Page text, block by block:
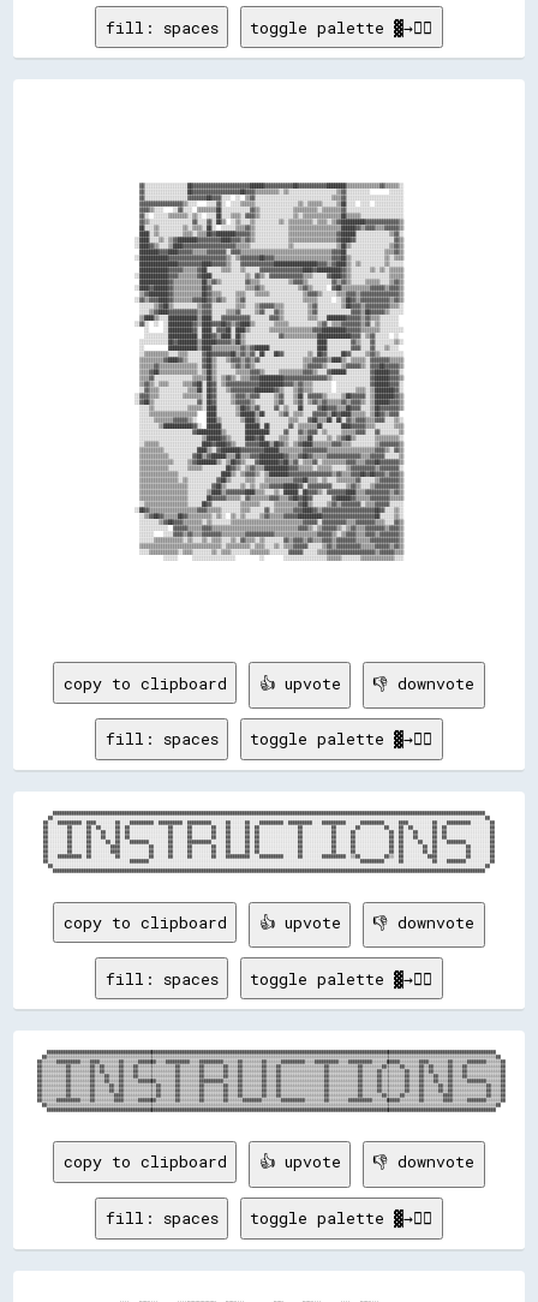
fill: spaces toggle palette ▓→✊🏽
copy to clipboard 👍 upvote 👎 downvote
fill: spaces toggle palette ▓→✊🏽
    ████████████████████████████████████████████████████████████████████████████████████████████████████████████████████████████████████████████████████████████████████████████████████
  ██░░░░░░░░░░░░░░░░░░░░░░░░░░░░░░░░░░░░░░░░░░░░░░░░░░░░░░░░░░░░░░░░░░░░░░░░░░░░░░░░░░░░░░░░░░░░░░░░░░░░░░░░░░░░░░░░░░░░░░░░░░░░░░░░░░░░░░░░░░░░░░░░░░░░░░░░░░░░░░░░░░░░░░░░░░░░░░░░░░░░██
██░░░░██████████░░████░░░░░░░░██░░░░██████████░░██████████░░██████████░░░░░░██░░░░░░██░░░░██████████░░██████████░░░░██████████░░░░░░██████████░░░░░░████░░░░░░░░░░██░░░░██████████░░░░░░░░██
██░░░░░░░░██░░░░░░██░░██░░░░░░██░░██░░░░░░░░░░░░░░░░██░░░░░░██░░░░░░░░██░░░░██░░░░░░██░░██░░░░░░░░░░░░░░░░██░░░░░░░░░░░░██░░░░░░░░██░░░░░░░░░░██░░░░██░░██░░░░░░░░██░░██░░░░░░░░░░░░░░░░░░██
██░░░░░░░░██░░░░░░██░░░░██░░░░██░░██░░░░░░░░░░░░░░░░██░░░░░░██░░░░░░░░██░░░░██░░░░░░██░░██░░░░░░░░░░░░░░░░██░░░░░░░░░░░░██░░░░░░██░░░░░░░░░░░░░░██░░██░░░░██░░░░░░██░░██░░░░░░░░░░░░░░░░░░██
██░░░░░░░░██░░░░░░██░░░░██░░░░██░░██░░░░░░░░░░░░░░░░██░░░░░░██░░░░░░░░██░░░░██░░░░░░██░░██░░░░░░░░░░░░░░░░██░░░░░░░░░░░░██░░░░░░██░░░░░░░░░░░░░░██░░██░░░░██░░░░░░██░░██░░░░░░░░░░░░░░░░░░██
██░░░░░░░░██░░░░░░██░░░░░░██░░██░░░░████████░░░░░░░░██░░░░░░██████████░░░░░░██░░░░░░██░░██░░░░░░░░░░░░░░░░██░░░░░░░░░░░░██░░░░░░██░░░░░░░░░░░░░░██░░██░░░░░░██░░░░██░░░░████████░░░░░░░░░░██
██░░░░░░░░██░░░░░░██░░░░░░░░████░░░░░░░░░░░░██░░░░░░██░░░░░░██░░░░░░░░██░░░░██░░░░░░██░░██░░░░░░░░░░░░░░░░██░░░░░░░░░░░░██░░░░░░██░░░░░░░░░░░░░░██░░██░░░░░░░░██░░██░░░░░░░░░░░░██░░░░░░░░██
██░░░░░░░░██░░░░░░██░░░░░░░░████░░░░░░░░░░░░██░░░░░░██░░░░░░██░░░░░░░░██░░░░██░░░░░░██░░██░░░░░░░░░░░░░░░░██░░░░░░░░░░░░██░░░░░░██░░░░░░░░░░░░░░██░░██░░░░░░░░██░░██░░░░░░░░░░░░██░░░░░░░░██
██░░░░██████████░░██░░░░░░░░░░██░░░░░░░░░░░░██░░░░░░██░░░░░░██░░░░░░░░██░░░░██████████░░░░██████████░░░░░░██░░░░░░░░██████████░░▒▒██░░░░░░░░░░██▒▒░░██░░░░░░░░░░████░░░░░░░░░░░░██░░░░░░░░██
██░░░░░░░░░░░░░░░░░░░░░░░░░░░░░░░░░░████████░░░░░░░░░░░░░░░░░░░░░░░░░░░░░░░░░░░░░░░░░░░░░░░░░░░░░░░░░░░░░░░░░░░░░░░░░░░░░░░░░░░░░░░░██████████░░░░░░██░░░░░░░░░░░░██░░░░████████░░░░░░░░░░██
  ██░░░░░░░░░░░░░░░░░░░░░░░░░░░░░░░░░░░░░░░░░░░░░░░░░░░░░░░░░░░░░░░░░░░░░░░░░░░░░░░░░░░░░░░░░░░░░░░░░░░░░░░░░░░░░░░░░░░░░░░░░░░░░░░░░░░░░░░░░░░░░░░░░░░░░░░░░░░░░░░░░░░░░░░░░░░░░░░░░░░░██
copy to clipboard 👍 upvote 👎 downvote
fill: spaces toggle palette ▓→✊🏽
      ████████████████████████████████████████████████████████████████████████████████████████████████████████████████████████████████████████████████████████████████████████████████████████████
    ██▒▒▒▒▒▒▒▒▒▒▒▒▒▒▒▒▒▒▒▒▒▒▒▒▒▒▒▒▒▒▒▒▒▒▒▒▒▒▒▒▒▒▒▒▒▒▒▒▒▒▒▒▒▒▒▒▒▒▒▒▒▒▒▒▒▒▒▒▒▒▒▒▒▒▒▒▒▒▒▒▒▒▒▒▒▒▒▒▒▒▒▒▒▒▒▒▒▒▒▒▒▒▒▒▒▒▒▒▒▒▒▒▒▒▒▒▒▒▒▒▒▒▒▒▒▒▒▒▒▒▒▒▒▒▒▒▒▒▒▒▒▒▒▒▒▒▒▒▒▒▒▒▒▒▒▒▒▒▒▒▒▒▒▒▒▒▒▒▒▒▒▒▒▒▒▒▒▒▒▒▒▒▒▒▒▒▒▒██
  ██▒▒▒▒▒▒██████████▒▒▒▒████▒▒▒▒▒▒▒▒██▒▒▒▒▒▒████████▒▒▒▒██████████▒▒▒▒██████████▒▒▒▒▒▒██▒▒▒▒▒▒▒▒██▒▒▒▒▒▒██████████▒▒▒▒██████████▒▒▒▒██████████▒▒▒▒▒▒██████▒▒▒▒▒▒▒▒████▒▒▒▒▒▒▒▒██▒▒▒▒▒▒████████▒▒▒▒▒▒██
  ██▒▒▒▒▒▒▒▒▒▒██▒▒▒▒▒▒▒▒██▒▒██▒▒▒▒▒▒██▒▒▒▒██▒▒▒▒▒▒▒▒▒▒▒▒▒▒▒▒██▒▒▒▒▒▒▒▒██▒▒▒▒▒▒▒▒██▒▒▒▒██▒▒▒▒▒▒▒▒██▒▒▒▒██▒▒▒▒▒▒▒▒▒▒▒▒▒▒▒▒▒▒██▒▒▒▒▒▒▒▒▒▒▒▒██▒▒▒▒▒▒▒▒██▒▒▒▒▒▒██▒▒▒▒▒▒██▒▒██▒▒▒▒▒▒██▒▒▒▒██▒▒▒▒▒▒▒▒▒▒▒▒▒▒██
  ██▒▒▒▒▒▒▒▒▒▒██▒▒▒▒▒▒▒▒██▒▒██▒▒▒▒▒▒██▒▒▒▒██▒▒▒▒▒▒▒▒▒▒▒▒▒▒▒▒██▒▒▒▒▒▒▒▒██▒▒▒▒▒▒▒▒██▒▒▒▒██▒▒▒▒▒▒▒▒██▒▒▒▒██▒▒▒▒▒▒▒▒▒▒▒▒▒▒▒▒▒▒██▒▒▒▒▒▒▒▒▒▒▒▒██▒▒▒▒▒▒██▒▒▒▒▒▒▒▒▒▒██▒▒▒▒██▒▒██▒▒▒▒▒▒██▒▒▒▒██▒▒▒▒▒▒▒▒▒▒▒▒▒▒██
  ██▒▒▒▒▒▒▒▒▒▒██▒▒▒▒▒▒▒▒██▒▒▒▒██▒▒▒▒██▒▒▒▒██▒▒▒▒▒▒▒▒▒▒▒▒▒▒▒▒██▒▒▒▒▒▒▒▒██▒▒▒▒▒▒▒▒██▒▒▒▒██▒▒▒▒▒▒▒▒██▒▒▒▒██▒▒▒▒▒▒▒▒▒▒▒▒▒▒▒▒▒▒██▒▒▒▒▒▒▒▒▒▒▒▒██▒▒▒▒▒▒██▒▒▒▒▒▒▒▒▒▒██▒▒▒▒██▒▒▒▒██▒▒▒▒██▒▒▒▒██▒▒▒▒▒▒▒▒▒▒▒▒▒▒██
  ██▒▒▒▒▒▒▒▒▒▒██▒▒▒▒▒▒▒▒██▒▒▒▒██▒▒▒▒██▒▒▒▒▒▒████████▒▒▒▒▒▒▒▒██▒▒▒▒▒▒▒▒██████████▒▒▒▒▒▒██▒▒▒▒▒▒▒▒██▒▒▒▒██▒▒▒▒▒▒▒▒▒▒▒▒▒▒▒▒▒▒██▒▒▒▒▒▒▒▒▒▒▒▒██▒▒▒▒▒▒██▒▒▒▒▒▒▒▒▒▒██▒▒▒▒██▒▒▒▒██▒▒▒▒██▒▒▒▒▒▒████████▒▒▒▒▒▒██
  ██▒▒▒▒▒▒▒▒▒▒██▒▒▒▒▒▒▒▒██▒▒▒▒▒▒██▒▒██▒▒▒▒▒▒▒▒▒▒▒▒▒▒██▒▒▒▒▒▒██▒▒▒▒▒▒▒▒██▒▒▒▒▒▒▒▒██▒▒▒▒██▒▒▒▒▒▒▒▒██▒▒▒▒██▒▒▒▒▒▒▒▒▒▒▒▒▒▒▒▒▒▒██▒▒▒▒▒▒▒▒▒▒▒▒██▒▒▒▒▒▒██▒▒▒▒▒▒▒▒▒▒██▒▒▒▒██▒▒▒▒▒▒██▒▒██▒▒▒▒▒▒▒▒▒▒▒▒▒▒██▒▒▒▒██
  ██▒▒▒▒▒▒▒▒▒▒██▒▒▒▒▒▒▒▒██▒▒▒▒▒▒██▒▒██▒▒▒▒▒▒▒▒▒▒▒▒▒▒██▒▒▒▒▒▒██▒▒▒▒▒▒▒▒██▒▒▒▒▒▒▒▒██▒▒▒▒██▒▒▒▒▒▒▒▒██▒▒▒▒██▒▒▒▒▒▒▒▒▒▒▒▒▒▒▒▒▒▒██▒▒▒▒▒▒▒▒▒▒▒▒██▒▒▒▒▒▒██▒▒▒▒▒▒▒▒▒▒██▒▒▒▒██▒▒▒▒▒▒██▒▒██▒▒▒▒▒▒▒▒▒▒▒▒▒▒██▒▒▒▒██
  ██▒▒▒▒▒▒▒▒▒▒██▒▒▒▒▒▒▒▒██▒▒▒▒▒▒▒▒████▒▒▒▒▒▒▒▒▒▒▒▒▒▒██▒▒▒▒▒▒██▒▒▒▒▒▒▒▒██▒▒▒▒▒▒▒▒██▒▒▒▒██▒▒▒▒▒▒▒▒██▒▒▒▒██▒▒▒▒▒▒▒▒▒▒▒▒▒▒▒▒▒▒██▒▒▒▒▒▒▒▒▒▒▒▒██▒▒▒▒▒▒▒▒██▒▒▒▒▒▒██▒▒▒▒▒▒██▒▒▒▒▒▒▒▒████▒▒▒▒▒▒▒▒▒▒▒▒▒▒██▒▒▒▒██
  ██▒▒▒▒▒▒██████████▒▒▒▒██▒▒▒▒▒▒▒▒████▒▒▒▒▒▒████████▒▒▒▒▒▒▒▒██▒▒▒▒▒▒▒▒██▒▒▒▒▒▒▒▒██▒▒▒▒▒▒████████▒▒▒▒▒▒▒▒██████████▒▒▒▒▒▒▒▒██▒▒▒▒▒▒▒▒██████████▒▒▒▒▒▒██████▒▒▒▒▒▒▒▒██▒▒▒▒▒▒▒▒████▒▒▒▒▒▒████████▒▒▒▒▒▒██
    ██▒▒▒▒▒▒▒▒▒▒▒▒▒▒▒▒▒▒▒▒▒▒▒▒▒▒▒▒▒▒▒▒▒▒▒▒▒▒▒▒▒▒▒▒▒▒▒▒▒▒▒▒▒▒▒▒▒▒▒▒▒▒▒▒▒▒▒▒▒▒▒▒▒▒▒▒▒▒▒▒▒▒▒▒▒▒▒▒▒▒▒▒▒▒▒▒▒▒▒▒▒▒▒▒▒▒▒▒▒▒▒▒▒▒▒▒▒▒▒▒▒▒▒▒▒▒▒▒▒▒▒▒▒▒▒▒▒▒▒▒▒▒▒▒▒▒▒▒▒▒▒▒▒▒▒▒▒▒▒▒▒▒▒▒▒▒▒▒▒▒▒▒▒▒▒▒▒▒▒▒▒▒▒▒▒▒▒▒██
copy to clipboard 👍 upvote 👎 downvote
fill: spaces toggle palette ▓→✊🏽